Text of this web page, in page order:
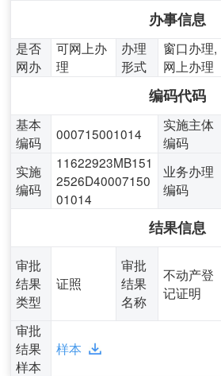
办事信息
是否
网办
可网上办
理
办理
形式
窗口办理,
网上办理
编码代码
基本
编码
000715001014
实施主体
编码
实施
编码
11622923MB151
2526D40007150
01014
业务办理
编码
结果信息
审批
结果
类型
证照
审批
结果
名称
不动产登
记证明
审批
结果
样本
样本